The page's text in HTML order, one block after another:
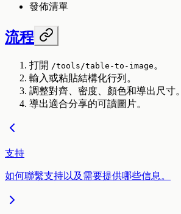
發佈清單
流程
打開 /tools/table-to-image 。
輸入或粘貼結構化行列。
調整對齊、密度、顏色和導出尺寸。
導出適合分享的可讀圖片。
支持
如何聯繫支持以及需要提供哪些信息。